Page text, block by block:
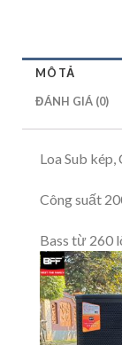
MÔ TẢ
ĐÁNH GIÁ (0)
Loa Sub
Công suất
Bass từ 260